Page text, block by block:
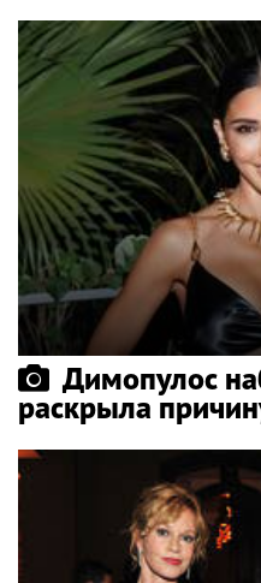
Димопулос
раскрыла